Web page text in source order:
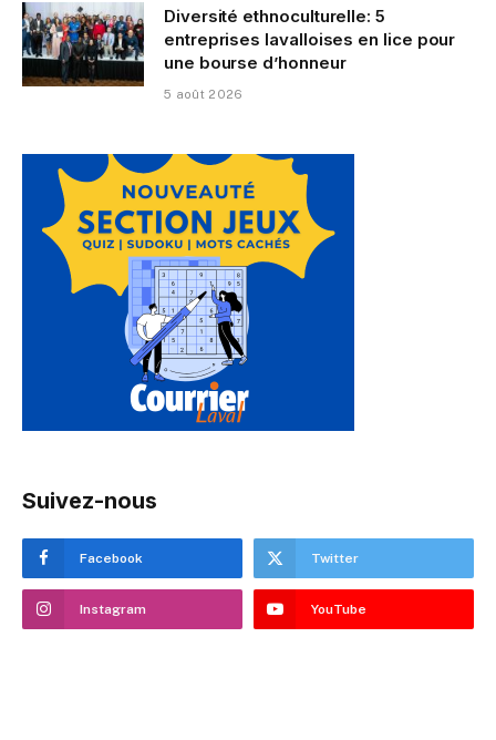
Diversité ethnoculturelle: 5
entreprises lavalloises en lice pour
une bourse d’honneur
5 août 2026
Suivez-nous
Facebook Twitter
Instagram YouTube